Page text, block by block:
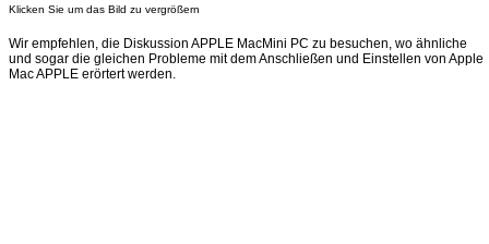
Klicken Sie um das Bild zu vergrößern
Wir empfehlen, die Diskussion APPLE MacMini PC zu besuchen, wo ähnliche
und sogar die gleichen Probleme mit dem Anschließen und Einstellen von Apple
Mac APPLE erörtert werden.